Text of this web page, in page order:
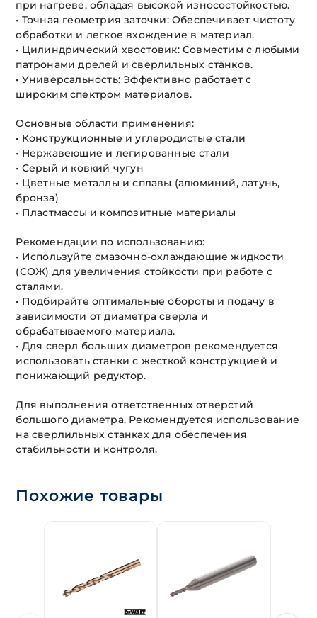
при нагреве, обладая высокой износостойкостью.
• Точная геометрия заточки: Обеспечивает чистоту
обработки и легкое вхождение в материал.
• Цилиндрический хвостовик: Совместим с любыми
патронами дрелей и сверлильных станков.
• Универсальность: Эффективно работает с
широким спектром материалов.
Основные области применения:
• Конструкционные и углеродистые стали
• Нержавеющие и легированные стали
• Серый и ковкий чугун
• Цветные металлы и сплавы (алюминий, латунь,
бронза)
• Пластмассы и композитные материалы
Рекомендации по использованию:
• Используйте смазочно-охлаждающие жидкости
(СОЖ) для увеличения стойкости при работе с
сталями.
• Подбирайте оптимальные обороты и подачу в
зависимости от диаметра сверла и
обрабатываемого материала.
• Для сверл больших диаметров рекомендуется
использовать станки с жесткой конструкцией и
понижающий редуктор.
Для выполнения ответственных отверстий
большого диаметра. Рекомендуется использование
на сверлильных станках для обеспечения
стабильности и контроля.
Похожие товары